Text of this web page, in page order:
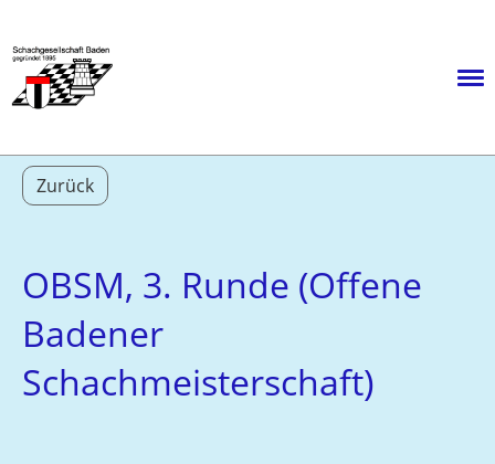
Zurück
OBSM, 3. Runde (Offene
Badener
Schachmeisterschaft)